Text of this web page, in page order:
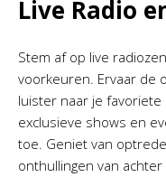
Live Radio
Stem af op live
voorkeuren. Ervaar de
luister naar je favoriete
exclusieve shows en
toe. Geniet van
onthullingen van